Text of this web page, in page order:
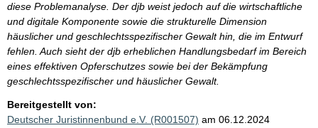
diese Problemanalyse. Der djb weist jedoch auf die wirtschaftliche
und digitale Komponente sowie die strukturelle Dimension
häuslicher und geschlechtsspezifischer Gewalt hin, die im Entwurf
fehlen. Auch sieht der djb erheblichen Handlungsbedarf im Bereich
eines effektiven Opferschutzes sowie bei der Bekämpfung
geschlechtsspezifischer und häuslicher Gewalt.
Bereitgestellt von:
Deutscher Juristinnenbund e.V. (R001507) am 06.12.2024